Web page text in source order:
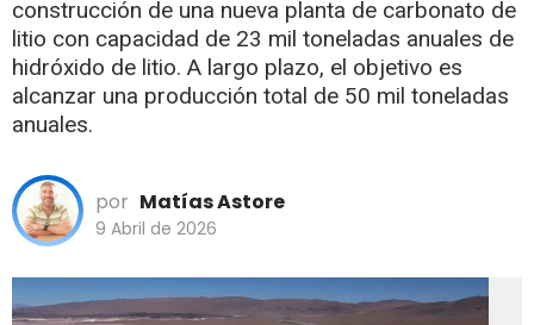
construcción de una nueva planta de carbonato de
litio con capacidad de 23 mil toneladas anuales de
hidróxido de litio. A largo plazo, el objetivo es
alcanzar una producción total de 50 mil toneladas
anuales.
por Matías Astore
9 Abril de 2026